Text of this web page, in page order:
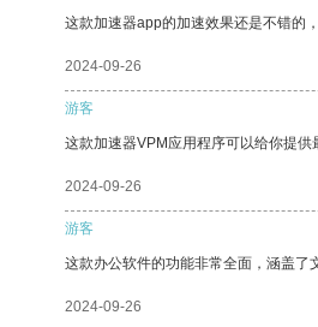
这款加速器app的加速效果还是不错的
2024-09-26
游客
这款加速器VPM应用程序可以给你提供
2024-09-26
游客
这款办公软件的功能非常全面，涵盖了
2024-09-26